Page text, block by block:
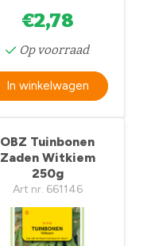
€2,78
Op voorraad
In winkelwagen
OBZ Tuinbonen
Zaden Witkiem
250g
Art nr. 661146